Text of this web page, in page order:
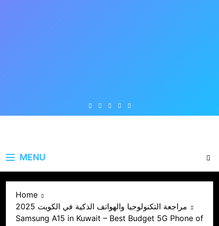
MENU
Home
مراجعة التكنولوجيا والهواتف الذكية في الكويت 2025
Samsung A15 in Kuwait – Best Budget 5G Phone of